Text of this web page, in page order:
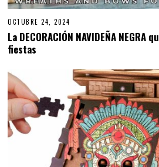
OCTUBRE 24, 2024
La DECORACIÓN NAVIDEÑA
fiestas